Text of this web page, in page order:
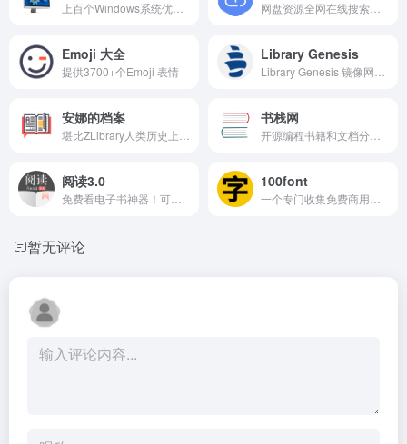
Emoji 大全
提供3700+个Emoji 表情
Library Genesis
安娜的档案 书栈网
阅读3.0 100font
暂无评论